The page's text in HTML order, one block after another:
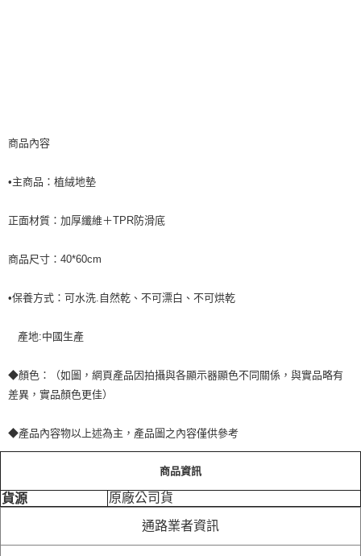
商品內容
•主商品：植絨地墊
正面材質：加厚纖維＋TPR防滑底
商品尺寸：40*60cm
•保養方式：可水洗.自然乾、不可漂白、不可烘乾
產地:中國生產
◆顏色：（如圖，網頁產品因拍攝與各顯示器顯色不同關係，與實品略有
差異，實品顏色更佳）
◆產品內容物以上述為主，產品圖之內容僅供參考
商品資訊
貨源 原廠公司貨
通路業者資訊